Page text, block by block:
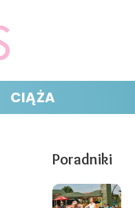
CIĄŻA
Poradniki